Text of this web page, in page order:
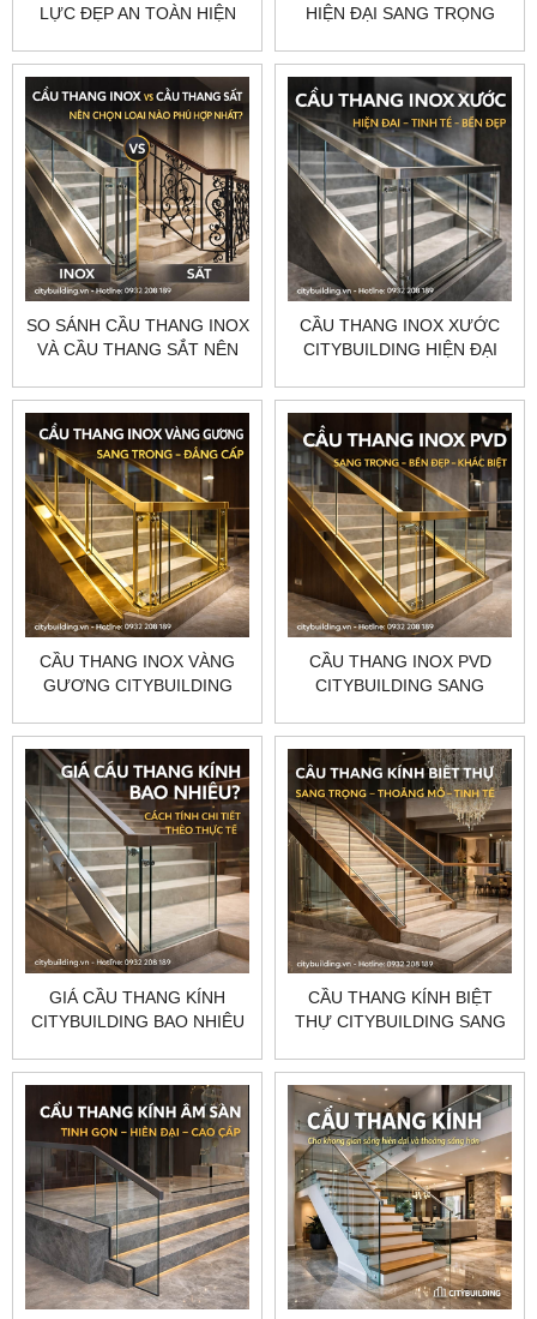
LỰC ĐẸP AN TOÀN HIỆN
CITYBUILDING
HIỆN ĐẠI SANG TRỌNG
CITYBUILDING
SO SÁNH CẦU THANG INOX
VÀ CẦU THANG SẮT NÊN
NHẤT
CẦU THANG INOX XƯỚC
CITYBUILDING HIỆN ĐẠI
YÊU CẦU
CẦU THANG INOX VÀNG
GƯƠNG CITYBUILDING
THI CÔNG THEO YÊU CẦU
CẦU THANG INOX PVD
CITYBUILDING SANG
CÔNG THEO YÊU CẦU
GIÁ CẦU THANG KÍNH
CITYBUILDING BAO NHIÊU
THỰC TẾ
CẦU THANG KÍNH BIỆT
THỰ CITYBUILDING SANG
CÔNG THEO YÊU CẦU